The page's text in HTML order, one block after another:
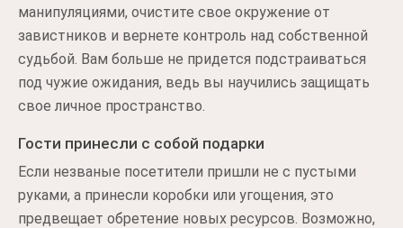
манипуляциями, очистите свое окружение от
завистников и вернете контроль над собственной
судьбой. Вам больше не придется подстраиваться
под чужие ожидания, ведь вы научились защищать
свое личное пространство.
Гости принесли с собой подарки
Если незваные посетители пришли не с пустыми
руками, а принесли коробки или угощения, это
предвещает обретение новых ресурсов. Возможно,